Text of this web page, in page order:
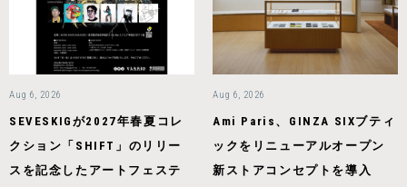
Aug 6, 2026
SEVESKIGが2027年春夏コレ
クション「SHIFT」のリリー
スを記念したアートフェステ
Aug 6, 2026
Ami Paris、GINZA SIXブティ
ックをリニューアルオープン
新ストアコンセプトを導入